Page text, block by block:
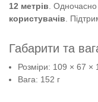
12 метрів .
користувачів .
Габарити та
Розміри: 109 × 67 ×
Вага: 152 г